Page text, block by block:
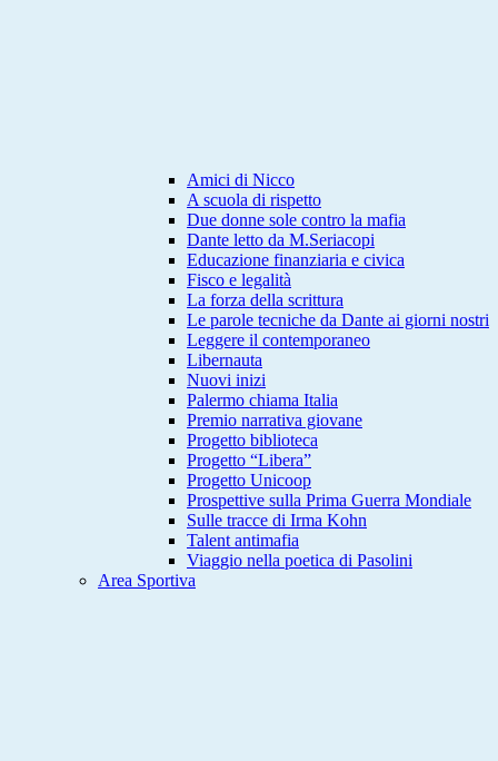
Amici di Nicco
A scuola di rispetto
Due donne sole contro la mafia
Dante letto da M.Seriacopi
Educazione finanziaria e civica
Fisco e legalità
La forza della scrittura
Le parole tecniche da Dante ai giorni nostri
Leggere il contemporaneo
Libernauta
Nuovi inizi
Palermo chiama Italia
Premio narrativa giovane
Progetto biblioteca
Progetto “Libera”
Progetto Unicoop
Prospettive sulla Prima Guerra Mondiale
Sulle tracce di Irma Kohn
Talent antimafia
Viaggio nella poetica di Pasolini
Area Sportiva